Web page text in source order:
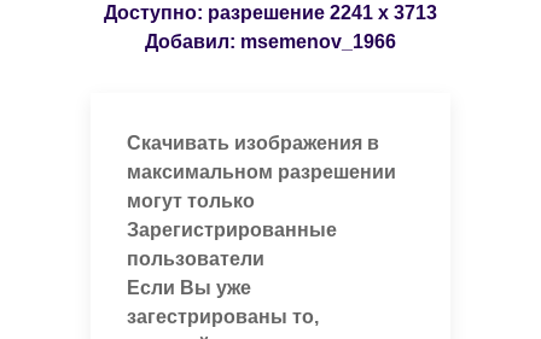
Доступно: разрешение 2241 x 3713
Добавил: msemenov_1966
Скачивать изображения в
максимальном разрешении
могут только
Зарегистрированные
пользователи
Если Вы уже
загестрированы то,